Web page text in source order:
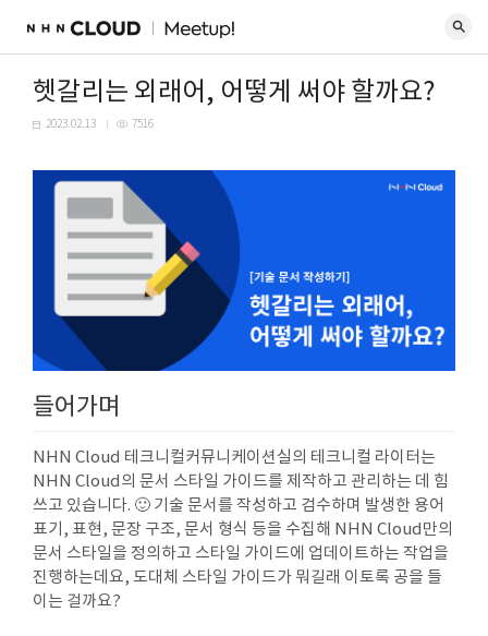
헷갈리는 외래어, 어떻게 써야 할까요?
2023.02.13 7516
들어가며
NHN Cloud 테크니컬커뮤니케이션실의 테크니컬 라이터는
NHN Cloud의 문서 스타일 가이드를 제작하고 관리하는 데 힘
쓰고 있습니다. 🙂 기술 문서를 작성하고 검수하며 발생한 용어
표기, 표현, 문장 구조, 문서 형식 등을 수집해 NHN Cloud만의
문서 스타일을 정의하고 스타일 가이드에 업데이트하는 작업을
진행하는데요, 도대체 스타일 가이드가 뭐길래 이토록 공을 들
이는 걸까요?